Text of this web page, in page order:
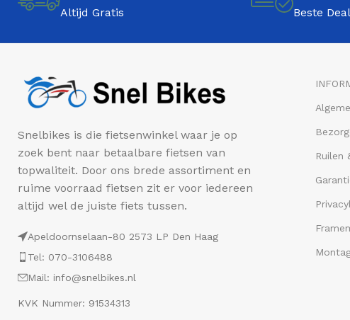
Altijd Gratis Beste Deal
Snelbikes is die fietsenwinkel waar je op
zoek bent naar betaalbare fietsen van
topwaliteit. Door ons brede assortiment en
ruime voorraad fietsen zit er voor iedereen
altijd wel de juiste fiets tussen.
Apeldoornselaan-80 2573 LP Den Haag
Tel: 070-3106488
Mail: info@snelbikes.nl
KVK Nummer: 91534313
Ruilen